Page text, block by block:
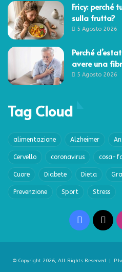
Fricy: perché
sulla frutta?
5 Agosto 2026
Perché
avere una
5 Agosto 2026
Tag Cloud
alimentazione Alzheimer
Cervello coronavirus cosa-
Cuore Diabete Dieta
Prevenzione Sport Stress
Facebook
© Copyright 2026, All Rights Reserved |